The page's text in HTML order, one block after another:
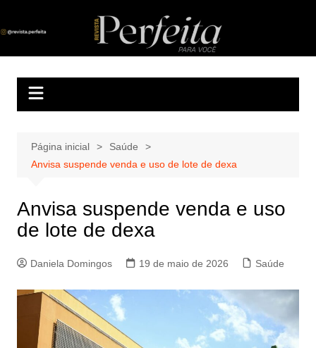
Revista Perfeita
A melhor revista eletrônica do interior de Sergipe
Página inicial
Saúde
Anvisa suspende venda e uso de lote de dexa
Anvisa suspende venda e uso
de lote de dexa
Daniela Domingos 19 de maio de 2026 Saúde